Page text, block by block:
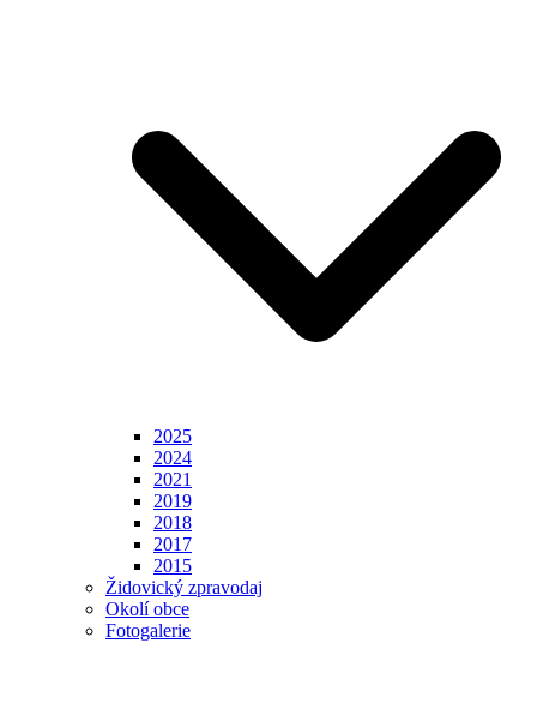
2025
2024
2021
2019
2018
2017
2015
Židovický zpravodaj
Okolí obce
Fotogalerie